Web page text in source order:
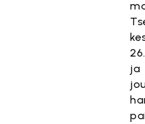
ja